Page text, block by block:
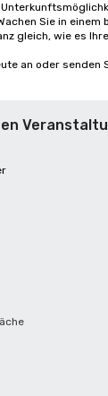
Sie in
gleich, wie es
an oder senden